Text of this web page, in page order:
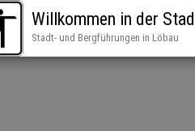
Willkommen in der
Stadt- und Bergführungen in Löbau